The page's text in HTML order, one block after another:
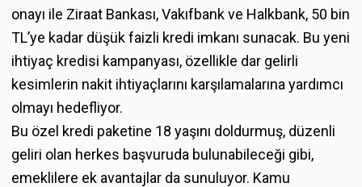
onayı ile Ziraat Bankası, Vakıfbank ve Halkbank, 50 bin
TL’ye kadar düşük faizli kredi imkanı sunacak. Bu yeni
ihtiyaç kredisi kampanyası, özellikle dar gelirli
kesimlerin nakit ihtiyaçlarını karşılamalarına yardımcı
olmayı hedefliyor.
Bu özel kredi paketine 18 yaşını doldurmuş, düzenli
geliri olan herkes başvuruda bulunabileceği gibi,
emeklilere ek avantajlar da sunuluyor. Kamu